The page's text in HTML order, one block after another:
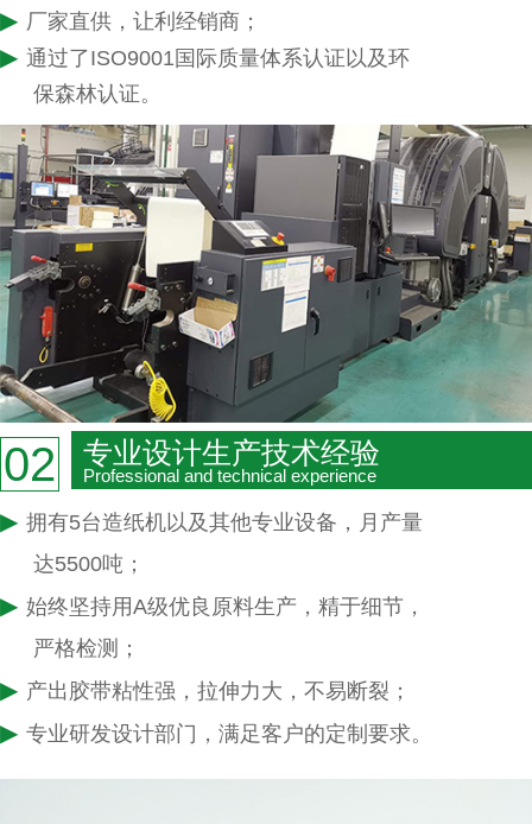
▶ 厂家直供，让利经销商；
▶ 通过了ISO9001国际质量体系认证以及环
保森林认证。
02 专业设计生产技术经验
Professional and technical experience
▶ 拥有5台造纸机以及其他专业设备，月产量
达5500吨；
▶ 始终坚持用A级优良原料生产，精于细节，
严格检测；
▶ 产出胶带粘性强，拉伸力大，不易断裂；
▶ 专业研发设计部门，满足客户的定制要求。